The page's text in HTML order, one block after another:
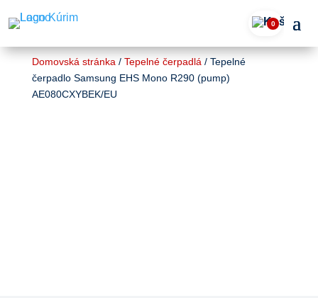
0
Domovská stránka / Tepelné čerpadlá / Tepelné
čerpadlo Samsung EHS Mono R290 (pump)
AE080CXYBEK/EU